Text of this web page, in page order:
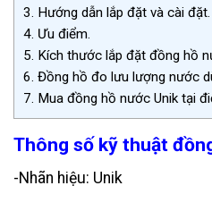
3. Hướng dẫn lắp đặt và cài đặt.
4. Ưu điểm.
5. Kích thước lắp đặt đồng hồ
6. Đồng hồ đo lưu lượng nước
7. Mua đồng hồ nước Unik tại
Thông số kỹ thuật
-Nhãn hiệu: Unik